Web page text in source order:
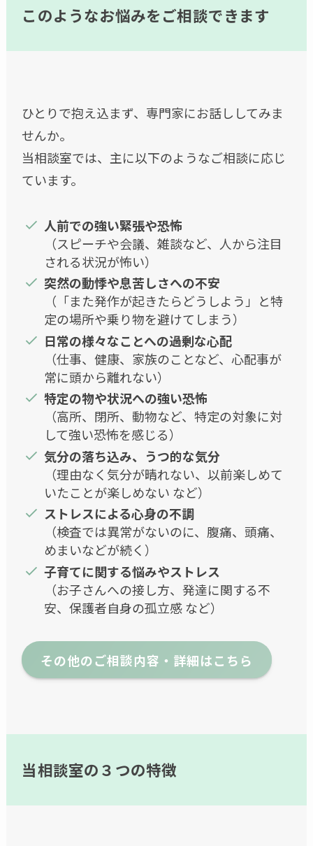
このようなお悩みをご相談できます
ひとりで抱え込まず、専門家にお話ししてみま
せんか。
当相談室では、主に以下のようなご相談に応じ
ています。
人前での強い緊張や恐怖
（スピーチや会議、雑談など、人から注目
される状況が怖い）
突然の動悸や息苦しさへの不安
（「また発作が起きたらどうしよう」と特
定の場所や乗り物を避けてしまう）
日常の様々なことへの過剰な心配
（仕事、健康、家族のことなど、心配事が
常に頭から離れない）
特定の物や状況への強い恐怖
（高所、閉所、動物など、特定の対象に対
して強い恐怖を感じる）
気分の落ち込み、うつ的な気分
（理由なく気分が晴れない、以前楽しめて
いたことが楽しめない など）
ストレスによる心身の不調
（検査では異常がないのに、腹痛、頭痛、
めまいなどが続く）
子育てに関する悩みやストレス
（お子さんへの接し方、発達に関する不
安、保護者自身の孤立感 など）
その他のご相談内容・詳細はこちら
当相談室の３つの特徴